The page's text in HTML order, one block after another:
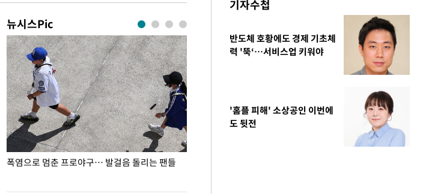
뉴시스Pic
폭염으로 멈춘 프로야구… 발걸음 돌리는 팬들
기자수첩
반도체 호황에도 경제 기초체
력 '뚝‘…서비스업 키워야
'홈플 피해' 소상공인 이번에
도 뒷전